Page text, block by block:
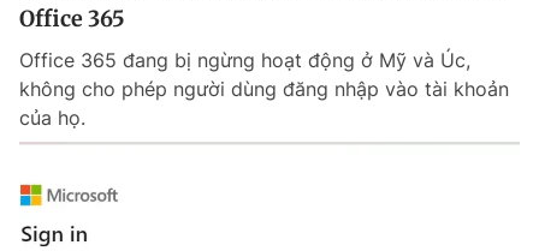
Office 365
Office 365 đang bị ngừng hoạt động ở Mỹ và Úc,
không cho phép người dùng đăng nhập vào tài khoản
của họ.